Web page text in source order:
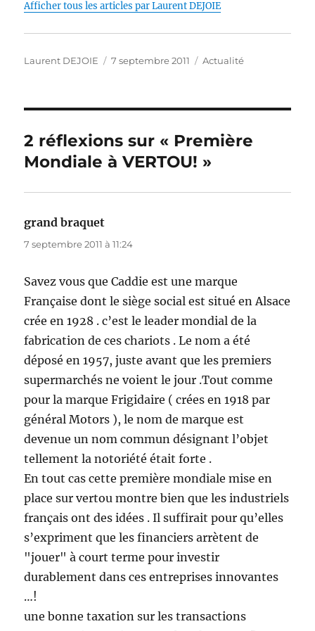
Afficher tous les articles par Laurent DEJOIE
Auteur
Laurent DEJOIE
Publié
7 septembre 2011 Catégories
Actualité
2 réflexions sur « Première
Mondiale à VERTOU! »
grand braquet
7 septembre 2011 à 11:24
Savez vous que Caddie est une marque
Française dont le siège social est situé en Alsace
crée en 1928 . c’est le leader mondial de la
fabrication de ces chariots . Le nom a été
déposé en 1957, juste avant que les premiers
supermarchés ne voient le jour .Tout comme
pour la marque Frigidaire ( crées en 1918 par
général Motors ), le nom de marque est
devenue un nom commun désignant l’objet
tellement la notoriété était forte .
En tout cas cette première mondiale mise en
place sur vertou montre bien que les industriels
français ont des idées . Il suffirait pour qu’elles
s’expriment que les financiers arrètent de
"jouer" à court terme pour investir
durablement dans ces entreprises innovantes
…!
une bonne taxation sur les transactions